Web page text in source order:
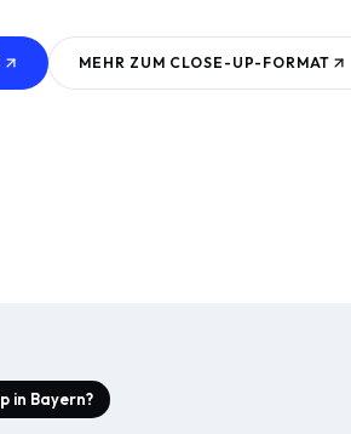
MEHR ZUM CLOSE-UP-FORMAT
in Bayern?